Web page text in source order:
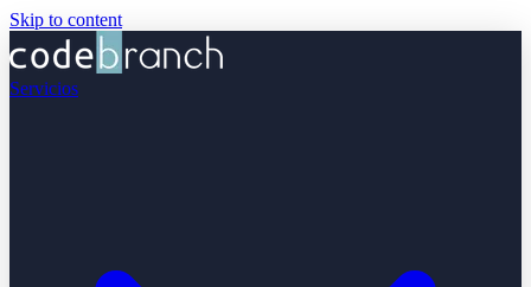
Skip to content
Servicios